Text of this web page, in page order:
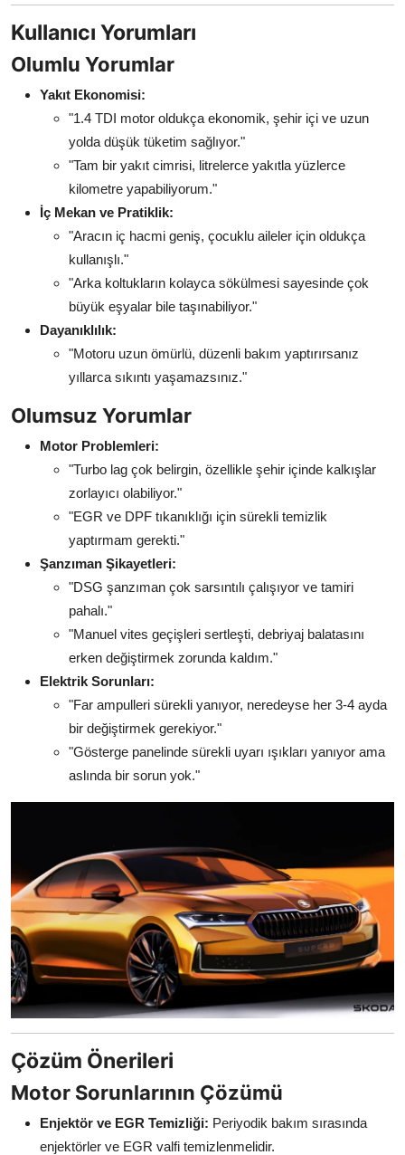
Kullanıcı Yorumları
Olumlu Yorumlar
Yakıt Ekonomisi:
"1.4 TDI motor oldukça ekonomik, şehir içi ve uzun
yolda düşük tüketim sağlıyor."
"Tam bir yakıt cimrisi, litrelerce yakıtla yüzlerce
kilometre yapabiliyorum."
İç Mekan ve Pratiklik:
"Aracın iç hacmi geniş, çocuklu aileler için oldukça
kullanışlı."
"Arka koltukların kolayca sökülmesi sayesinde çok
büyük eşyalar bile taşınabiliyor."
Dayanıklılık:
"Motoru uzun ömürlü, düzenli bakım yaptırırsanız
yıllarca sıkıntı yaşamazsınız."
Olumsuz Yorumlar
Motor Problemleri:
"Turbo lag çok belirgin, özellikle şehir içinde kalkışlar
zorlayıcı olabiliyor."
"EGR ve DPF tıkanıklığı için sürekli temizlik
yaptırmam gerekti."
Şanzıman Şikayetleri:
"DSG şanzıman çok sarsıntılı çalışıyor ve tamiri
pahalı."
"Manuel vites geçişleri sertleşti, debriyaj balatasını
erken değiştirmek zorunda kaldım."
Elektrik Sorunları:
"Far ampulleri sürekli yanıyor, neredeyse her 3-4 ayda
bir değiştirmek gerekiyor."
"Gösterge panelinde sürekli uyarı ışıkları yanıyor ama
aslında bir sorun yok."
Çözüm Önerileri
Motor Sorunlarının Çözümü
Enjektör ve EGR Temizliği: Periyodik bakım sırasında
enjektörler ve EGR valfi temizlenmelidir.